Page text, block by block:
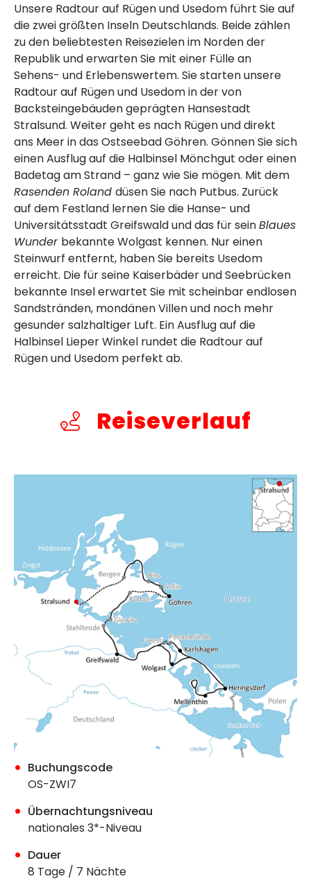
Unsere Radtour auf Rügen und Usedom führt Sie auf
die zwei größten Inseln Deutschlands. Beide zählen
zu den beliebtesten Reisezielen im Norden der
Republik und erwarten Sie mit einer Fülle an
Sehens- und Erlebenswertem. Sie starten unsere
Radtour auf Rügen und Usedom in der von
Backsteingebäuden geprägten Hansestadt
Stralsund. Weiter geht es nach Rügen und direkt
ans Meer in das Ostseebad Göhren. Gönnen Sie sich
einen Ausflug auf die Halbinsel Mönchgut oder einen
Badetag am Strand – ganz wie Sie mögen. Mit dem
Rasenden Roland düsen Sie nach Putbus. Zurück
auf dem Festland lernen Sie die Hanse- und
Universitätsstadt Greifswald und das für seinBlaues
Wunder bekannte Wolgast kennen. Nur einen
Steinwurf entfernt, haben Sie bereits Usedom
erreicht. Die für seine Kaiserbäder und Seebrücken
bekannte Insel erwartet Sie mit scheinbar endlosen
Sandstränden, mondänen Villen und noch mehr
gesunder salzhaltiger Luft. Ein Ausflug auf die
Halbinsel Lieper Winkel rundet die Radtour auf
Rügen und Usedom perfekt ab.
Reiseverlauf
Buchungscode
OS-ZWI7
Übernachtungsniveau
nationales 3*-Niveau
Dauer
8 Tage / 7 Nächte